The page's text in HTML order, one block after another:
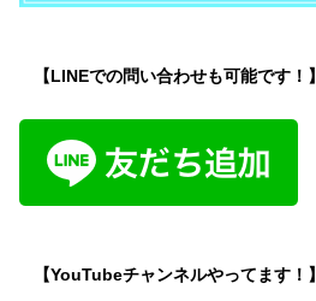
【LINEでの問い合わせも可能です！】
【YouTubeチャンネルやってます！】